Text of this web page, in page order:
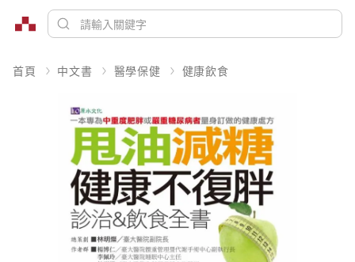
首頁 中文書 醫學保健 健康飲食